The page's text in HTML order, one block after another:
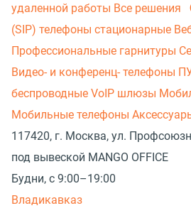
удаленной работы Все решения
(SIP) телефоны стационарные
Профессиональные гарнитуры
Видео- и конференц- телефоны
беспроводные VoIP шлюзы
Мобильные телефоны
117420, г. Москва, ул.
под вывеской MANGO OFFICE
Будни, с 9:00–19:00
Владикавказ